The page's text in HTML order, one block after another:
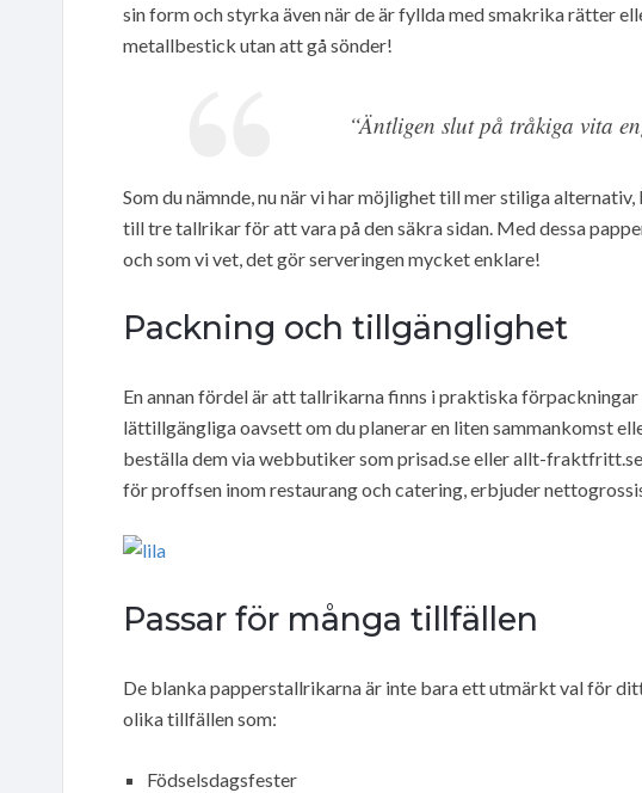
sin form och styrka även när de är fyllda med smakrika rätter
metallbestick utan att gå sönder!
“Äntligen slut på tråkiga vita
Som du nämnde, nu när vi har möjlighet till mer stiliga
till tre tallrikar för att vara på den säkra sidan. Med dessa
och som vi vet, det gör serveringen mycket enklare!
Packning och tillgänglighet
En annan fördel är att tallrikarna finns i praktiska
lättillgängliga oavsett om du planerar en liten sammankomst
beställa dem via webbutiker som prisad.se eller allt-
för proffsen inom restaurang och catering, erbjuder
Passar för många tillfällen
De blanka papperstallrikarna är inte bara ett utmärkt val för
olika tillfällen som:
Födselsdagsfester